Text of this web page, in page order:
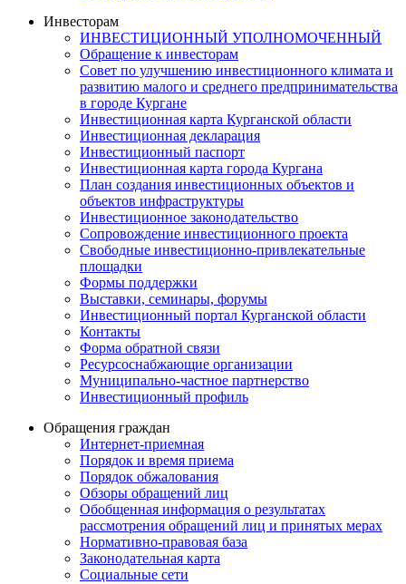
Инвесторам
ИНВЕСТИЦИОННЫЙ УПОЛНОМОЧЕННЫЙ
Обращение к инвесторам
Совет по улучшению инвестиционного климата и
развитию малого и среднего предпринимательства
в городе Кургане
Инвестиционная карта Курганской области
Инвестиционная декларация
Инвестиционный паспорт
Инвестиционная карта города Кургана
План создания инвестиционных объектов и
объектов инфраструктуры
Инвестиционное законодательство
Сопровождение инвестиционного проекта
Свободные инвестиционно-привлекательные
площадки
Формы поддержки
Выставки, семинары, форумы
Инвестиционный портал Курганской области
Контакты
Форма обратной связи
Ресурсоснабжающие организации
Муниципально-частное партнерство
Инвестиционный профиль
Обращения граждан
Интернет-приемная
Порядок и время приема
Порядок обжалования
Обзоры обращений лиц
Обобщенная информация о результатах
рассмотрения обращений лиц и принятых мерах
Нормативно-правовая база
Законодательная карта
Социальные сети